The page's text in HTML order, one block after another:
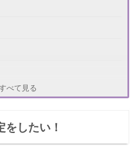
る占い師【銀座占い館バランガ
べて見る
したい！